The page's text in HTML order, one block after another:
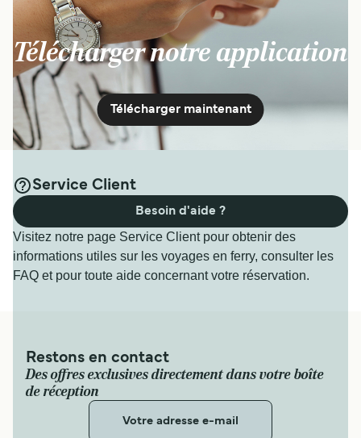
Télécharger notre application
Télécharger maintenant
Service Client
Visitez notre page Service Client pour obtenir des
informations utiles sur les voyages en ferry, consulter les
FAQ et pour toute aide concernant votre réservation.
Besoin d'aide ?
Restons en contact
Des offres exclusives directement dans votre boîte
de réception